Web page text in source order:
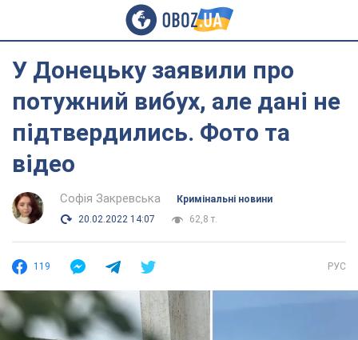
У Донецьку заявили про
потужний вибух, але дані не
підтвердились. Фото та
відео
Софія Закревська
Кримінальні новини
20.02.2022 14:07
62,8 т.
119 РУС